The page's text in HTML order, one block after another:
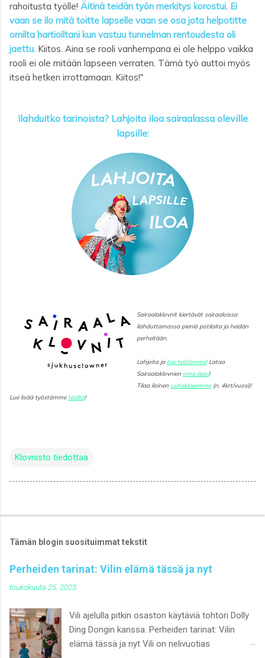
rahoitusta työlle! Äitinä teidän työn merkitys korostui. Ei
vaan se ilo mitä toitte lapselle vaan se osa jota helpotitte
omilta hartioiltani kun vastuu tunnelman rentoudesta oli
jaettu. Kiitos. Aina se rooli vanhempana ei ole helppo vaikka
rooli ei ole mitään lapseen verraten. Tämä työ auttoi myös
itseä hetken irrottamaan. Kiitos!"
Ilahduitko tarinoista? Lahjoita iloa sairaalassa oleville
lapsille:
Sairaalaklovnit kiertävät sairaaloissa
ilahduttamassa pieniä potilaita ja heidän
perheitään.
Lahjoita ja tue työtämme!Lataa
Sairaalaklovnien oma äppi!
Tilaa iloinen uutiskirjeemme(n. 4krt/vuosi)!
Lue lisää työstämme täältä!
Klovnisto tiedottaa
Tämän blogin suosituimmat tekstit
Perheiden tarinat: Vilin elämä tässä ja nyt
toukokuuta 25, 2023
Vili ajelulla pitkin osaston käytäviä tohtori Dolly
Ding Dongin kanssa. Perheiden tarinat: Vilin
elämä tässä ja nyt Vili on nelivuotias